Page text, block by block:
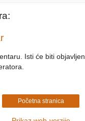
Isti će biti objavljen
Početna stranica